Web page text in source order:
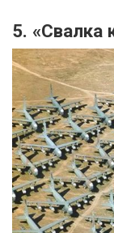
5. «Свалка